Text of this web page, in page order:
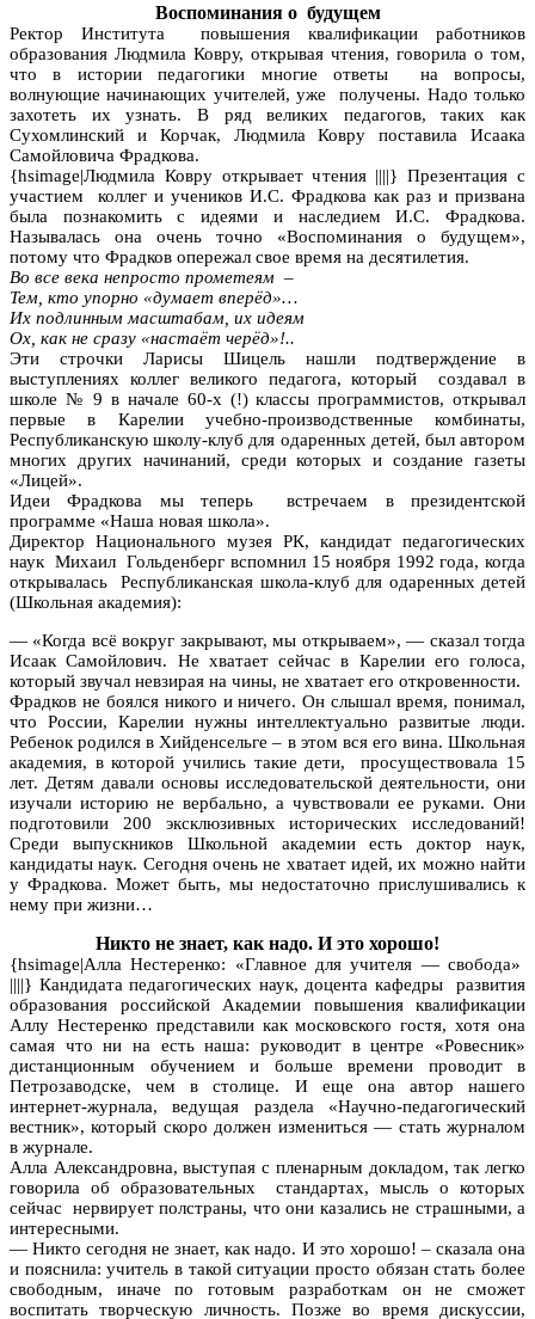
Воспоминания о будущем
Ректор Института повышения квалификации работников
образования Людмила Ковру, открывая чтения, говорила о том,
что в истории педагогики многие ответы на вопросы,
волнующие начинающих учителей, уже получены. Надо только
захотеть их узнать. В ряд великих педагогов, таких как
Сухомлинский и Корчак, Людмила Ковру поставила Исаака
Самойловича Фрадкова.
{hsimage|Людмила Ковру открывает чтения ||||} Презентация с
участием коллег и учеников И.С. Фрадкова как раз и призвана
была познакомить с идеями и наследием И.С. Фрадкова.
Называлась она очень точно «Воспоминания о будущем»,
потому что Фрадков опережал свое время на десятилетия.
Во все века непросто прометеям –
Тем, кто упорно «думает вперёд»…
Их подлинным масштабам, их идеям
Ох, как не сразу «настаёт черёд»!..
Эти строчки Ларисы Шицель нашли подтверждение в
выступлениях коллег великого педагога, который создавал в
школе № 9 в начале 60-х (!) классы программистов, открывал
первые в Карелии учебно-производственные комбинаты,
Республиканскую школу-клуб для одаренных детей, был автором
многих других начинаний, среди которых и создание газеты
«Лицей».
Идеи Фрадкова мы теперь встречаем в президентской
программе «Наша новая школа».
Директор Национального музея РК, кандидат педагогических
наук Михаил Гольденберг вспомнил 15 ноября 1992 года, когда
открывалась Республиканская школа-клуб для одаренных детей
(Школьная академия):
— «Когда всё вокруг закрывают, мы открываем», — сказал тогда
Исаак Самойлович. Не хватает сейчас в Карелии его голоса,
который звучал невзирая на чины, не хватает его откровенности.
Фрадков не боялся никого и ничего. Он слышал время, понимал,
что России, Карелии нужны интеллектуально развитые люди.
Ребенок родился в Хийденсельге – в этом вся его вина. Школьная
академия, в которой учились такие дети, просуществовала 15
лет. Детям давали основы исследовательской деятельности, они
изучали историю не вербально, а чувствовали ее руками. Они
подготовили 200 эксклюзивных исторических исследований!
Среди выпускников Школьной академии есть доктор наук,
кандидаты наук. Сегодня очень не хватает идей, их можно найти
у Фрадкова. Может быть, мы недостаточно прислушивались к
нему при жизни…
Никто не знает, как надо. И это хорошо!
{hsimage|Алла Нестеренко: «Главное для учителя — свобода»
||||} Кандидата педагогических наук, доцента кафедры развития
образования российской Академии повышения квалификации
Аллу Нестеренко представили как московского гостя, хотя она
самая что ни на есть наша: руководит в центре «Ровесник»
дистанционным обучением и больше времени проводит в
Петрозаводске, чем в столице. И еще она автор нашего
интернет-журнала, ведущая раздела «Научно-педагогический
вестник», который скоро должен измениться — стать журналом
в журнале.
Алла Александровна, выступая с пленарным докладом, так легко
говорила об образовательных стандартах, мысль о которых
сейчас нервирует полстраны, что они казались не страшными, а
интересными.
— Никто сегодня не знает, как надо. И это хорошо! – сказала она
и пояснила: учитель в такой ситуации просто обязан стать более
свободным, иначе по готовым разработкам он не сможет
воспитать творческую личность. Позже во время дискуссии,